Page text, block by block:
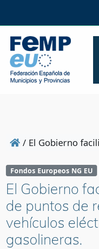
/ El Gobierno
Fondos Europeos NG EU
El Gobierno
de puntos de
vehículos
gasolineras.